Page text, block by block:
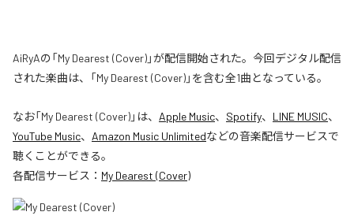
AiRyAの「My Dearest (Cover)」が配信開始された。今回デジタル配信
された楽曲は、「My Dearest (Cover)」を含む全1曲となっている。
なお「My Dearest (Cover)」は、 Apple Music、 Spotify、 LINE MUSIC、
YouTube Music、 Amazon Music Unlimitedなどの音楽配信サービスで
聴くことができる。
各配信サービス： My Dearest (Cover)